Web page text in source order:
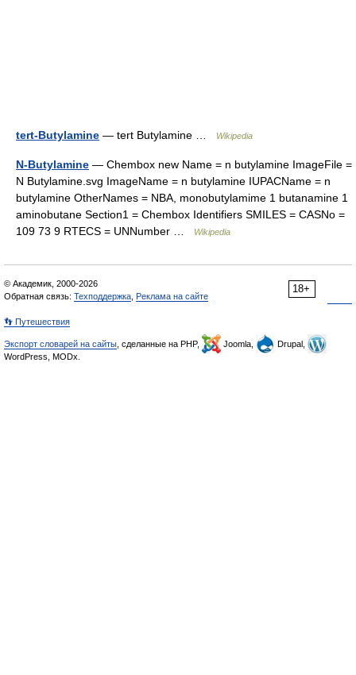
tert-Butylamine — tert Butylamine … Wikipedia
N-Butylamine — Chembox new Name = n butylamine ImageFile =
N Butylamine.svg ImageName = n butylamine IUPACName = n
butylamine OtherNames = NBA, monobutylamime 1 butanamine 1
aminobutane Section1 = Chembox Identifiers SMILES = CASNo =
109 73 9 RTECS = UNNumber …
Wikipedia
18+
© Академик, 2000-2026
Обратная связь: Техподдержка Реклама на сайте
👣 Путешествия
Экспорт словарей на сайты , сделанные на PHP, Joomla,
Drupal,
WordPress, MODx.